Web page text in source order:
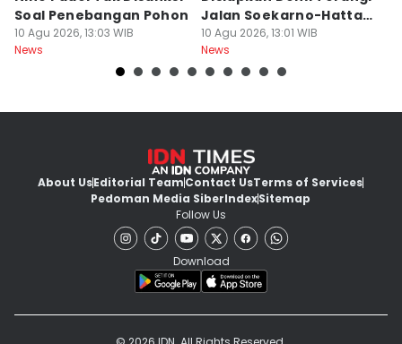
Soal Penebangan Pohon
10 Agu 2026, 13:03 WIB
News
Jalan Soekarno-Hatta
Bandung
10 Agu 2026, 13:01 WIB
News
About UsEditorial TeamContact UsTerms of Services
Pedoman Media SiberIndexSitemap
Follow Us
Download